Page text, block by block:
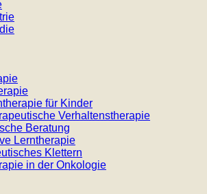
für Kinder
Verhaltenstherapie
Beratung
Lerntherapie
Klettern
in der Onkologie